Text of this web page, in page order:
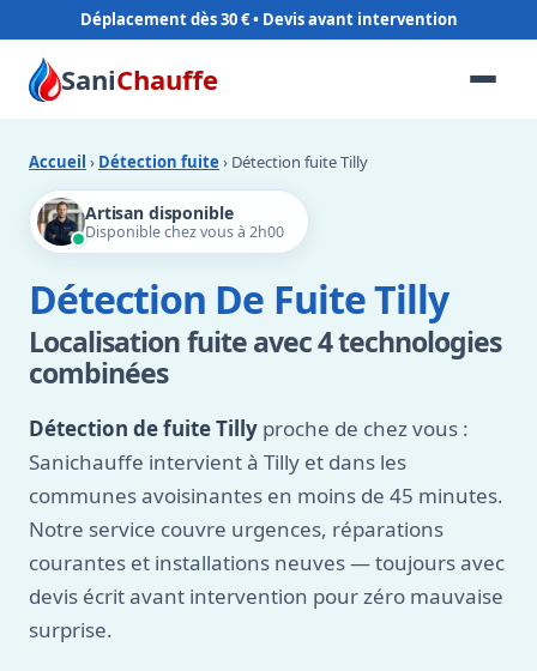
Déplacement dès 30 €
SaniChauffe
Accueil › Détection fuite › Détection fuite Tilly
Artisan disponible
Disponible chez vous à 2h00
Détection De Fuite Tilly
Localisation fuite avec 4 technologies
combinées
Détection de fuite Tilly proche de chez vous :
Sanichauffe intervient à Tilly et dans les
communes avoisinantes en moins de 45 minutes.
Notre service couvre urgences, réparations
courantes et installations neuves — toujours avec
devis écrit avant intervention pour zéro mauvaise
surprise.